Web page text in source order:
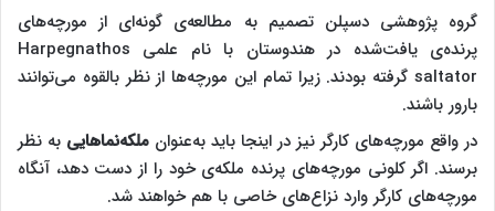
گروه پژوهشی دسپلن تصمیم به مطالعه‌ی گونه‌ای از مورچه‌های
پرنده‌ی یافت‌شده در هندوستان با نام علمی Harpegnathos
saltator گرفته بودند. زیرا تمام این مورچه‌ها از نظر بالقوه می‌توانند
بارور باشند.
در واقع مورچه‌های کارگر نیز در اینجا باید به‌عنوان ملکه‌نماهایی به نظر
برسند. اگر کلونی مورچه‌های پرنده ملکه‌ی خود را از دست دهد، آنگاه
مورچه‌های کارگر وارد نزاع‌های خاصی با هم خواهند شد.